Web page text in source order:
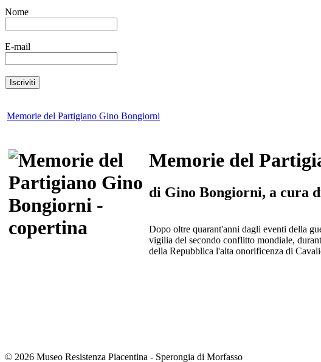
Nome
E-mail
Memorie del Partigiano Gino Bongiorni
Memorie del
di Gino Bongiorni, a cura
Dopo oltre quarant'anni dagli eventi della
vigilia del secondo conflitto mondiale,
della Repubblica l'alta onorificenza di
© 2026 Museo Resistenza Piacentina - Sperongia di Morfasso